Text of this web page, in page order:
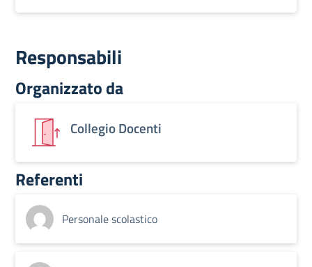
Responsabili
Organizzato da
Collegio Docenti
Referenti
Personale scolastico